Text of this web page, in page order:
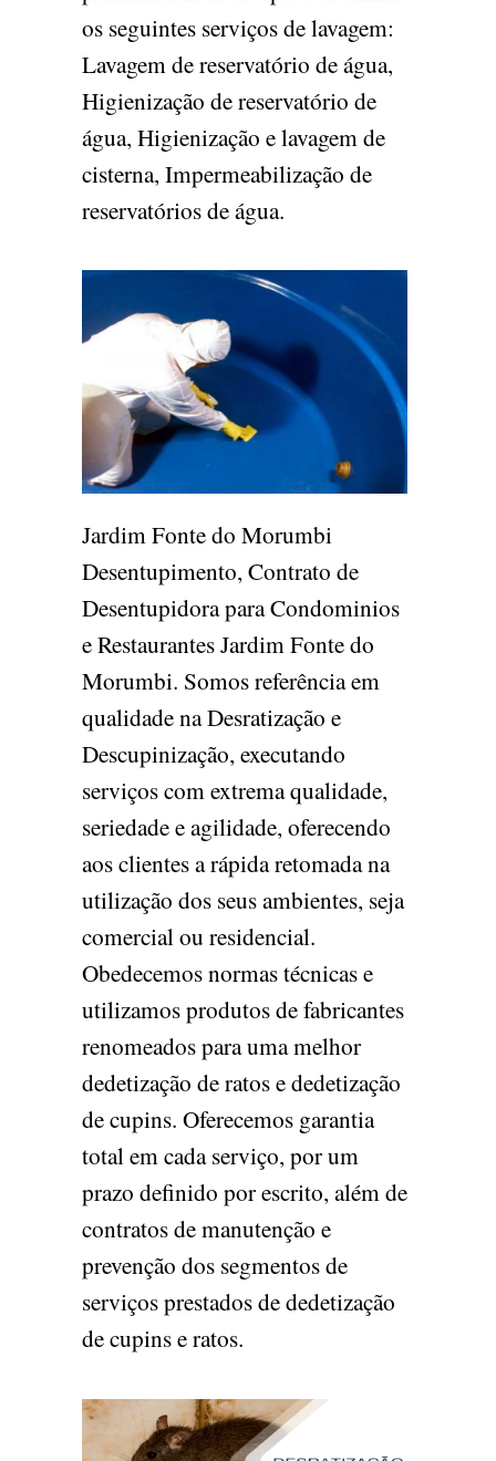
os seguintes serviços de lavagem:
Lavagem de reservatório de água,
Higienização de reservatório de
água, Higienização e lavagem de
cisterna, Impermeabilização de
reservatórios de água.
Jardim Fonte do Morumbi
Desentupimento, Contrato de
Desentupidora para Condominios
e Restaurantes Jardim Fonte do
Morumbi. Somos referência em
qualidade na Desratização e
Descupinização, executando
serviços com extrema qualidade,
seriedade e agilidade, oferecendo
aos clientes a rápida retomada na
utilização dos seus ambientes, seja
comercial ou residencial.
Obedecemos normas técnicas e
utilizamos produtos de fabricantes
renomeados para uma melhor
dedetização de ratos e dedetização
de cupins. Oferecemos garantia
total em cada serviço, por um
prazo definido por escrito, além de
contratos de manutenção e
prevenção dos segmentos de
serviços prestados de dedetização
de cupins e ratos.